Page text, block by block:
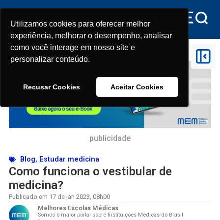
Utilizamos cookies para oferecer melhor
experiência, melhorar o desempenho, analisar
como você interage em nosso site e
personalizar conteúdo.
Recusar Cookies Aceitar Cookies
Utilizamos cookies para oferecer melhor
experiência, melhorar o desempenho, analisar
como você interage em nosso site e
personalizar conteúdo.
Recusar Cookies Aceitar Cookies
Como funciona o vestibular de medicina?
publicidade
Blog, Estudar medicina
Como funciona o vestibular de
medicina?
Publicado em 17 de jan 2023, 08h00
Melhores Escolas Médicas
Somos o maior portal sobre Instituições Médicas do Brasil